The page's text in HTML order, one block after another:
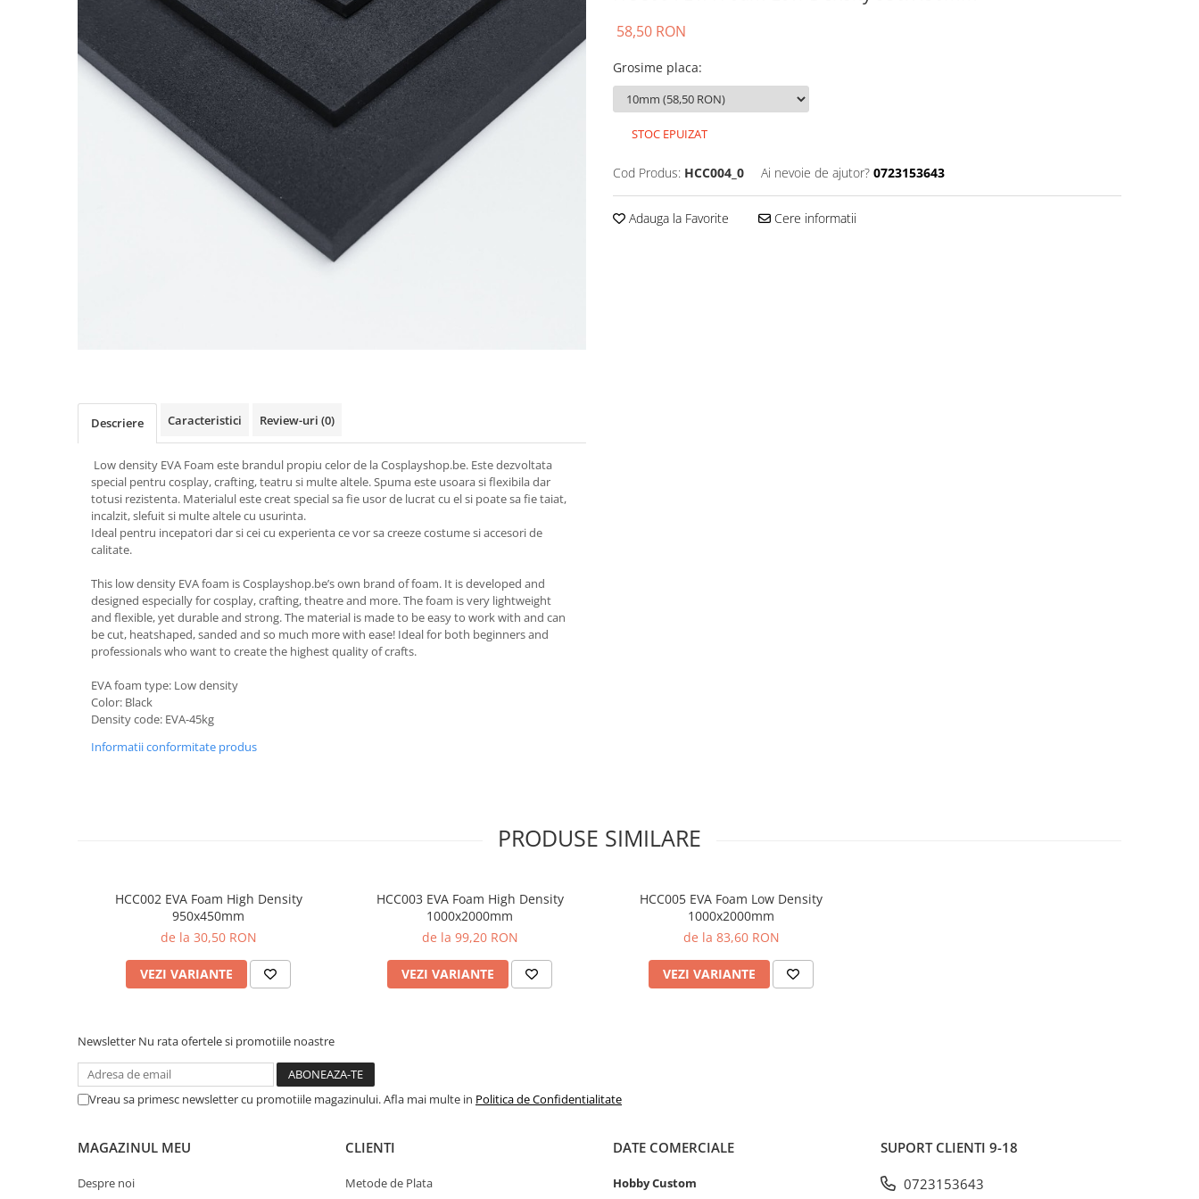
58,50 RON
Grosime placa:
STOC EPUIZAT
Cod Produs: HCC004_0 Ai nevoie de ajutor? 0723153643
Adauga la Favorite Cere informatii
Descriere Caracteristici Review-uri (0)
Low density EVA Foam este brandul propiu celor de la Cosplayshop.be. Este dezvoltata
special pentru cosplay, crafting, teatru si multe altele. Spuma este usoara si flexibila dar
totusi rezistenta. Materialul este creat special sa fie usor de lucrat cu el si poate sa fie taiat,
incalzit, slefuit si multe altele cu usurinta.
Ideal pentru incepatori dar si cei cu experienta ce vor sa creeze costume si accesori de
calitate.
This low density EVA foam is Cosplayshop.be’s own brand of foam. It is developed and
designed especially for cosplay, crafting, theatre and more. The foam is very lightweight
and flexible, yet durable and strong. The material is made to be easy to work with and can
be cut, heatshaped, sanded and so much more with ease! Ideal for both beginners and
professionals who want to create the highest quality of crafts.
EVA foam type: Low density
Color: Black
Density code: EVA-45kg
Informatii conformitate produs
PRODUSE SIMILARE
HCC002 EVA Foam High Density
950x450mm
de la 30,50 RON
VEZI VARIANTE
HCC003 EVA Foam High Density
1000x2000mm
de la 99,20 RON
VEZI VARIANTE
HCC005 EVA Foam Low Density
1000x2000mm
de la 83,60 RON
VEZI VARIANTE
Newsletter Nu rata ofertele si promotiile noastre
Vreau sa primesc newsletter cu promotiile magazinului. Afla mai multe in Politica de Confidentialitate
MAGAZINUL MEU
Despre noi
CLIENTI
Metode de Plata
DATE COMERCIALE
Hobby Custom
SUPORT CLIENTI 9-18
0723153643